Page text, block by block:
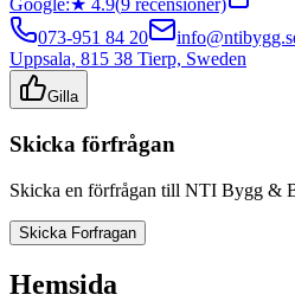
Google:★ 4.9(9 recensioner)
073-951 84 20
Uppsala, 815 38 Tierp, Sweden
Gilla
Skicka förfrågan
Skicka en förfrågan till NTI Bygg &
Skicka Forfragan
Hemsida